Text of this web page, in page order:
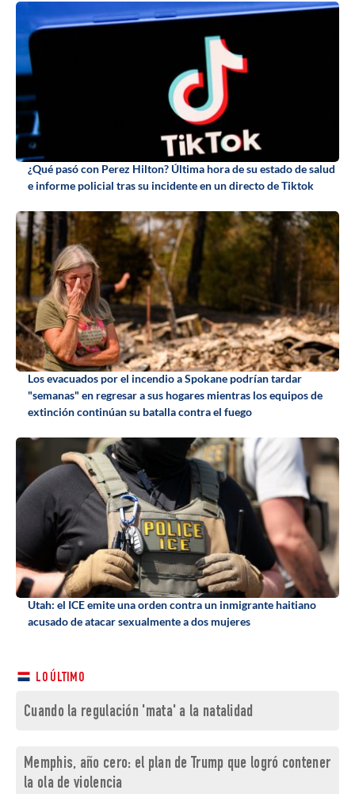
¿Qué pasó con Perez Hilton? Última hora de su estado de salud
e informe policial tras su incidente en un directo de Tiktok
Los evacuados por el incendio a Spokane podrían tardar
"semanas" en regresar a sus hogares mientras los equipos de
extinción continúan su batalla contra el fuego
Utah: el ICE emite una orden contra un inmigrante haitiano
acusado de atacar sexualmente a dos mujeres
LO ÚLTIMO
Cuando la regulación 'mata' a la natalidad
Memphis, año cero: el plan de Trump que logró contener
la ola de violencia